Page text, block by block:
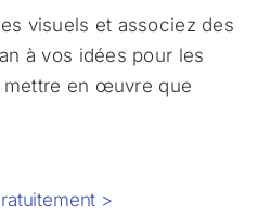
visuels et associez des
à vos idées pour les
en œuvre que
>